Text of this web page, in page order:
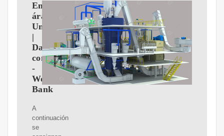
Emiratos
árabes
Unidos
|
Datos
comerciales
-
World
Bank
A
continuación
se